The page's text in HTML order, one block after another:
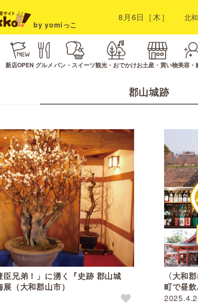
by yomiっこ
8月6日［木］ 北和
新店OPEN グルメ パン・スイーツ観光・おでかけお土産・買い物美容・
郡山城跡
臣兄弟！」に湧く『史跡 郡山城
（大和郡山市）
〈大和
町で昼